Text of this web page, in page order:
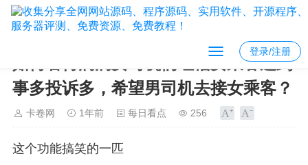
登录/注册
如何看待滴滴女司机们吐槽女乘客迟到
事多投诉多，希望男司机去接女乘客？
卡卷网 1年前 每日看点 256
这个功能搞笑的一匹